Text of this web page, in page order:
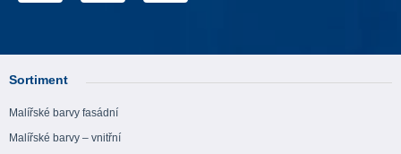
Sortiment
Malířské barvy fasádní
Malířské barvy – vnitřní